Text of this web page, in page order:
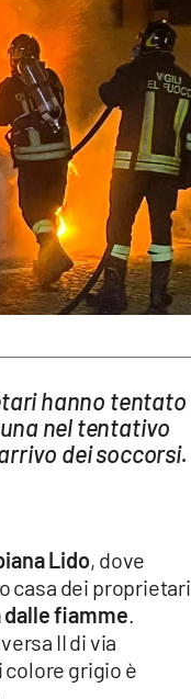
hanno tentato
nel tentativo
dei soccorsi.
Lido, dove
casa dei proprietari
dalle fiamme
II di via
colore grigio è